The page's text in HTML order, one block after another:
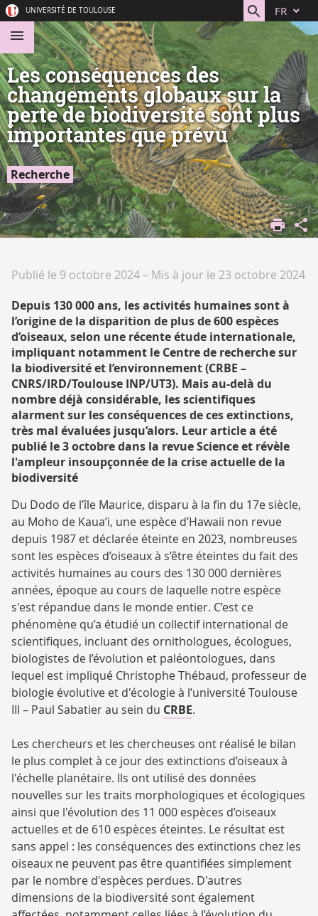
au
contenu
directs
UNIVERSITÉ DE TOULOUSE FR
Les conséquences des
changements globaux sur la
perte de biodiversité sont plus
importantes que prévu
Recherche
ACCUEIL
DÉCOUVRIR
RECHERCHE
DE LA
RECHERCHE
Publié le 9 octobre 2024– Mis à jour le 23 octobre 2024
Depuis 130 000 ans, les activités humaines sont à
l’origine de la disparition de plus de 600 espèces
d’oiseaux, selon une récente étude internationale,
impliquant notamment le Centre de recherche sur
la biodiversité et l’environnement (CRBE –
CNRS/IRD/Toulouse INP/UT3). Mais au-delà du
nombre déjà considérable, les scientifiques
alarment sur les conséquences de ces extinctions,
très mal évaluées jusqu’alors. Leur article a été
publié le 3 octobre dans la revue Science et révèle
l'ampleur insoupçonnée de la crise actuelle de la
biodiversité
Du Dodo de l’île Maurice, disparu à la fin du 17e siècle,
au Moho de Kaua’i, une espèce d’Hawaii non revue
depuis 1987 et déclarée éteinte en 2023, nombreuses
sont les espèces d’oiseaux à s’être éteintes du fait des
activités humaines au cours des 130 000 dernières
années, époque au cours de laquelle notre espèce
s'est répandue dans le monde entier. C’est ce
phénomène qu’a étudié un collectif international de
scientifiques, incluant des ornithologues, écologues,
biologistes de l’évolution et paléontologues, dans
lequel est impliqué Christophe Thébaud, professeur de
biologie évolutive et d'écologie à l’université Toulouse
III – Paul Sabatier au sein du CRBE.
Les chercheurs et les chercheuses ont réalisé le bilan
le plus complet à ce jour des extinctions d’oiseaux à
l'échelle planétaire. Ils ont utilisé des données
nouvelles sur les traits morphologiques et écologiques
ainsi que l'évolution des 11 000 espèces d’oiseaux
actuelles et de 610 espèces éteintes. Le résultat est
sans appel : les conséquences des extinctions chez les
oiseaux ne peuvent pas être quantifiées simplement
par le nombre d'espèces perdues. D'autres
dimensions de la biodiversité sont également